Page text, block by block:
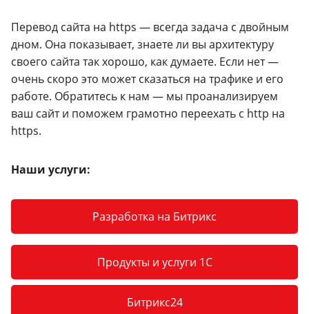
Перевод сайта на https — всегда задача с двойным
дном. Она показывает, знаете ли вы архитектуру
своего сайта так хорошо, как думаете. Если нет —
очень скоро это может сказаться на трафике и его
работе. Обратитесь к нам — мы проанализируем
ваш сайт и поможем грамотно переехать с http на
https.
Наши услуги:
Разработка на Битрикс
Продукты и услуги 1С
Битрикс24